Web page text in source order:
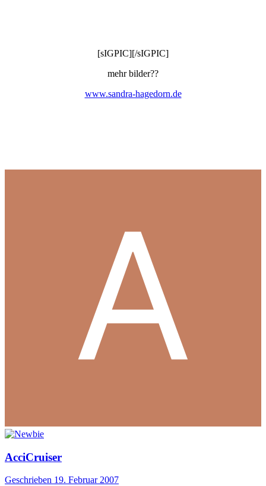
[sIGPIC][/sIGPIC]
mehr bilder??
www.sandra-hagedorn.de
AcciCruiser
Geschrieben 19. Februar 2007